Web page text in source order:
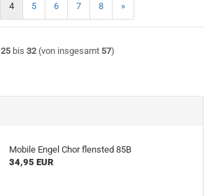
4 5 6 7 8 »
25bis 32(von insgesamt 57)
Mobile Engel Chor flensted 85B
34,95 EUR